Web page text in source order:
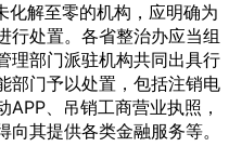
化解至零的机构，应明确为
行处置。各省整治办应当组
理部门派驻机构共同出具行
部门予以处置，包括注销电
、吊销工商营业执照，
其提供各类金融服务等。